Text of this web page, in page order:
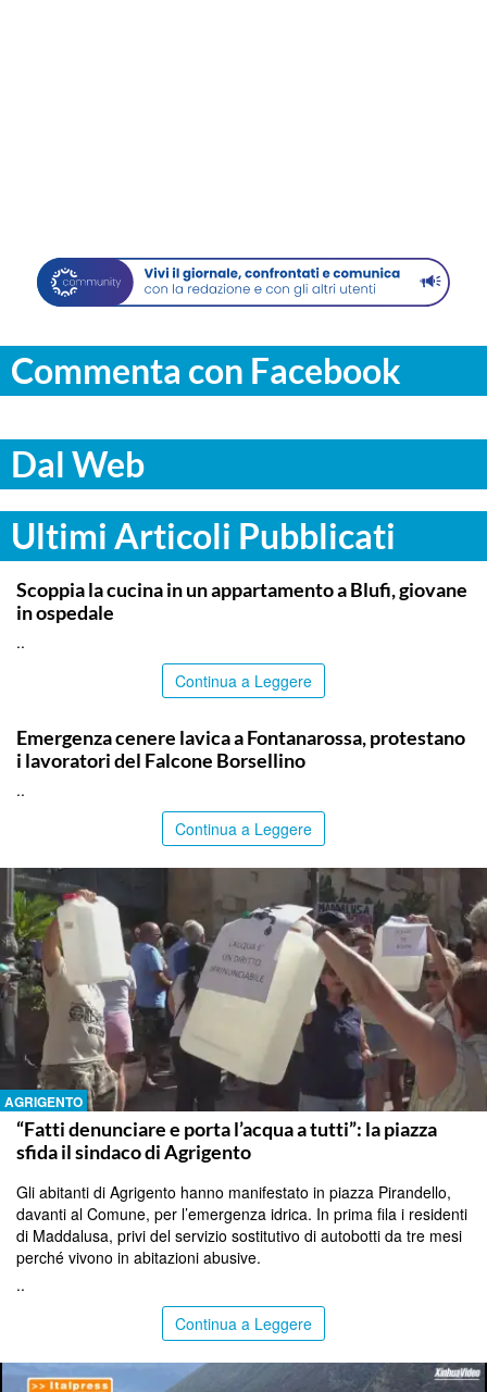
Commenta con Facebook
Dal Web
Ultimi Articoli Pubblicati
PALERMO
Scoppia la cucina in un appartamento a Blufi, giovane
in ospedale
..
Continua a Leggere
Emergenza cenere lavica a Fontanarossa, protestano
i lavoratori del Falcone Borsellino
..
Continua a Leggere
AGRIGENTO
“Fatti denunciare e porta l’acqua a tutti”: la piazza
sfida il sindaco di Agrigento
Gli abitanti di Agrigento hanno manifestato in piazza Pirandello,
davanti al Comune, per l’emergenza idrica. In prima fila i residenti
di Maddalusa, privi del servizio sostitutivo di autobotti da tre mesi
perché vivono in abitazioni abusive.
..
Continua a Leggere